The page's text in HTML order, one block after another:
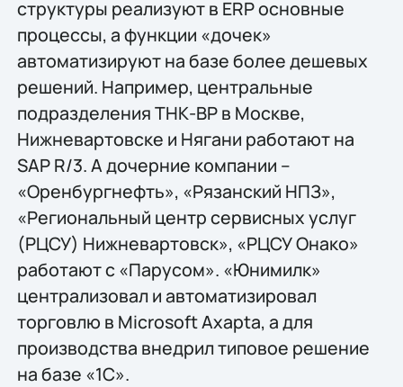
структуры реализуют в ERP основные
процессы, а функции «дочек»
автоматизируют на базе более дешевых
решений. Например, центральные
подразделения ТНК-ВР в Москве,
Нижневартовске и Нягани работают на
SAP R/3. А дочерние компании –
«Оренбургнефть», «Рязанский НПЗ»,
«Региональный центр сервисных услуг
(РЦСУ) Нижневартовск», «РЦСУ Онако»
работают с «Парусом». «Юнимилк»
централизовал и автоматизировал
торговлю в Microsoft Axapta, а для
производства внедрил типовое решение
на базе «1С».